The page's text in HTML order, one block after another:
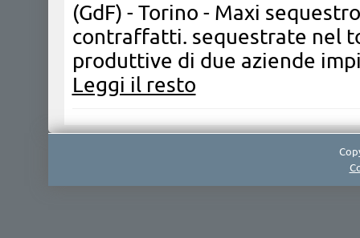
(GdF) - Torino - Maxi
contraffatti. sequestrate nel
produttive di due aziende
Leggi il resto